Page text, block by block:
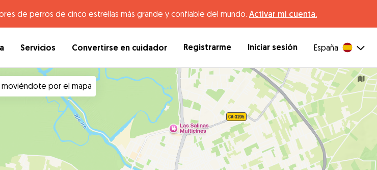
de perros de cinco estrellas más grande y confiable del mundo. Activar mi cuenta.
Servicios Convertirse en cuidador Registrarme Iniciar sesión España
moviéndote por el mapa